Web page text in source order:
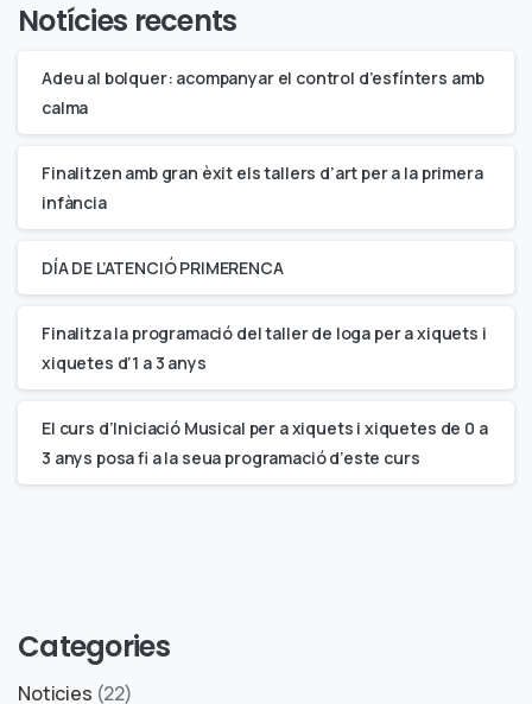
Notícies recents
Adeu al bolquer: acompanyar el control d’esfínters amb
calma
Finalitzen amb gran èxit els tallers d’art per a la primera
infància
DÍA DE L’ATENCIÓ PRIMERENCA
Finalitza la programació del taller de Ioga per a xiquets i
xiquetes d’1 a 3 anys
El curs d’Iniciació Musical per a xiquets i xiquetes de 0 a
3 anys posa fi a la seua programació d’este curs
Categories
Noticies (22)